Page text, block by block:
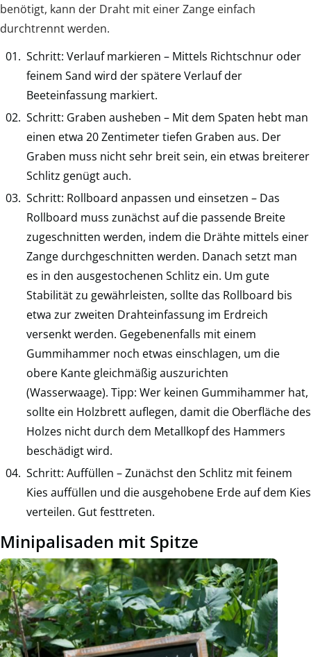
benötigt, kann der Draht mit einer Zange einfach
durchtrennt werden.
Schritt: Verlauf markieren – Mittels Richtschnur oder
feinem Sand wird der spätere Verlauf der
Beeteinfassung markiert.
Schritt: Graben ausheben – Mit dem Spaten hebt man
einen etwa 20 Zentimeter tiefen Graben aus. Der
Graben muss nicht sehr breit sein, ein etwas breiterer
Schlitz genügt auch.
Schritt: Rollboard anpassen und einsetzen – Das
Rollboard muss zunächst auf die passende Breite
zugeschnitten werden, indem die Drähte mittels einer
Zange durchgeschnitten werden. Danach setzt man
es in den ausgestochenen Schlitz ein. Um gute
Stabilität zu gewährleisten, sollte das Rollboard bis
etwa zur zweiten Drahteinfassung im Erdreich
versenkt werden. Gegebenenfalls mit einem
Gummihammer noch etwas einschlagen, um die
obere Kante gleichmäßig auszurichten
(Wasserwaage). Tipp: Wer keinen Gummihammer hat,
sollte ein Holzbrett auflegen, damit die Oberfläche des
Holzes nicht durch dem Metallkopf des Hammers
beschädigt wird.
Schritt: Auffüllen – Zunächst den Schlitz mit feinem
Kies auffüllen und die ausgehobene Erde auf dem Kies
verteilen. Gut festtreten.
Minipalisaden mit Spitze